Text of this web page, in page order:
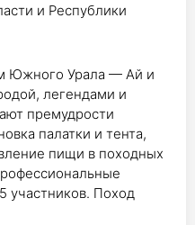
и Республики
Южного Урала — Ай и
легендами и
премудрости
палатки и тента,
пищи в походных
участников. Поход